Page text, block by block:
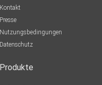
Kontakt
Presse
Nutzungsbedingungen
Datenschutz
Produkte